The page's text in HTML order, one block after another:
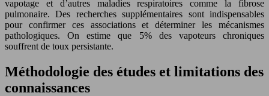
vapotage et d’autres maladies respiratoires comme la fibrose
pulmonaire. Des recherches supplémentaires sont indispensables
pour confirmer ces associations et déterminer les mécanismes
pathologiques. On estime que 5% des vapoteurs chroniques
souffrent de toux persistante.
Méthodologie des études et limitations des
connaissances